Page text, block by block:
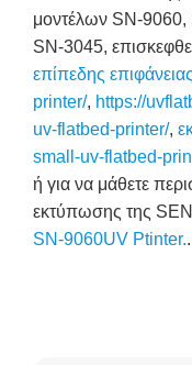
μοντέλων SN-
SN-3045,
επίπεδης
printer/, https://
uv-flatbed-printer/,
small-uv-flatbed-
ή για να μάθετε
εκτύπωσης της
SN-9060UV Ptinter..